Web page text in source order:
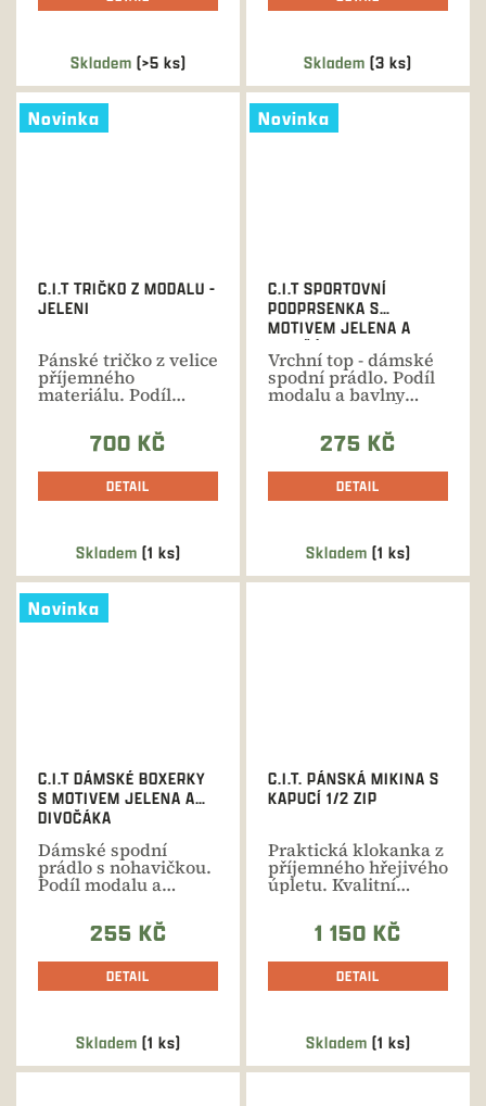
Skladem (>5 ks) Skladem (3 ks)
Novinka
Skladem (1 ks)
C.I.T TRIČKO Z MODALU -
JELENI
Pánské tričko z velice
příjemného
materiálu. Podíl
700 KČ
DETAIL
Novinka
Skladem (1 ks)
C.I.T SPORTOVNÍ
PODPRSENKA S
MOTIVEM JELENA A
DIVOČÁKA
Vrchní top - dámské
spodní prádlo. Podíl
modalu a bavlny
zajišťuje maximální...
275 KČ
DETAIL
Novinka
Skladem (1 ks)
C.I.T DÁMSKÉ BOXERKY
S MOTIVEM JELENA A
DIVOČÁKA
Dámské spodní
prádlo s nohavičkou.
Podíl modalu a
maximální...
255 KČ
DETAIL
Skladem (1 ks)
C.I.T. PÁNSKÁ MIKINA S
KAPUCÍ 1/2 ZIP
Praktická klokanka z
příjemného hřejivého
úpletu. Kvalitní
materiál s...
1 150 KČ
DETAIL